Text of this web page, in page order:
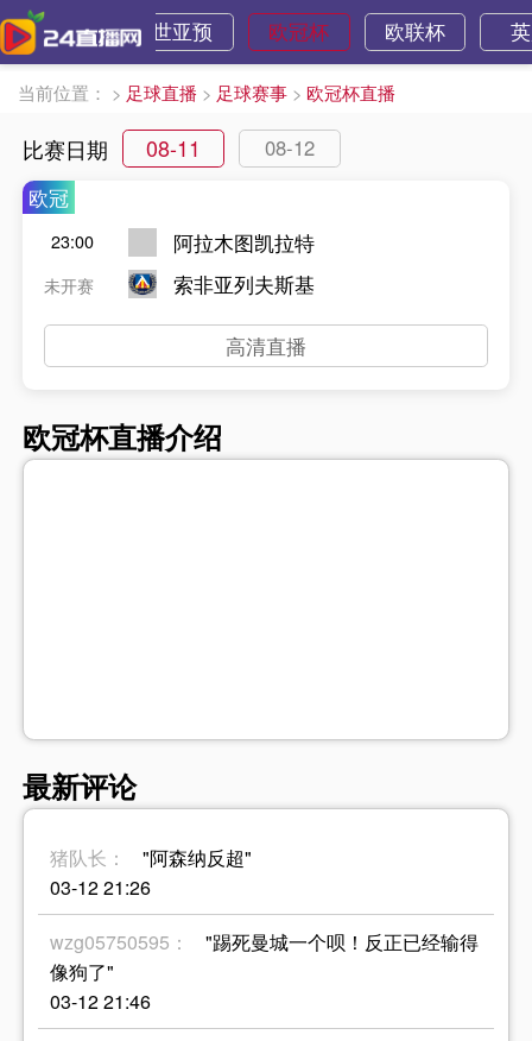
世界杯 世亚预 欧冠杯 欧联杯
当前位置： > 足球直播 > 足球赛事 > 欧冠杯直播
比赛日期 08-11
08-12
欧冠
23:00
未开赛
阿拉木图凯拉特
索非亚列夫斯基
高清直播
欧冠杯直播介绍
最新评论
猪队长：
"阿森纳反超"
03-12 21:26
wzg05750595：
"踢死曼城一个呗！反正已经输得
像狗了"
03-12 21:46